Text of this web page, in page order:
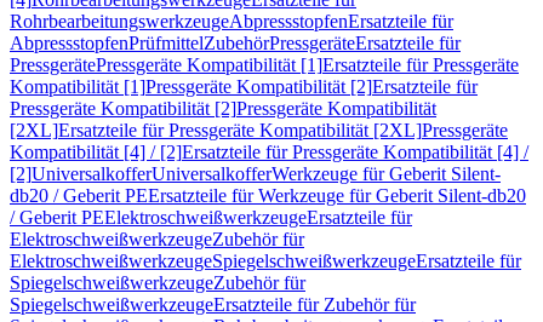
RohrbearbeitungswerkzeugeAbpressstopfenErsatzteile für
AbpressstopfenPrüfmittelZubehörPressgeräteErsatzteile für
PressgerätePressgeräte Kompatibilität [1]Ersatzteile für Pressgeräte
Kompatibilität [1]Pressgeräte Kompatibilität [2]Ersatzteile für
Pressgeräte Kompatibilität [2]Pressgeräte Kompatibilität
[2XL]Ersatzteile für Pressgeräte Kompatibilität [2XL]Pressgeräte
Kompatibilität [4] / [2]Ersatzteile für Pressgeräte Kompatibilität [4] /
[2]UniversalkofferUniversalkofferWerkzeuge für Geberit Silent-
db20 / Geberit PEErsatzteile für Werkzeuge für Geberit Silent-db20
/ Geberit PEElektroschweißwerkzeugeErsatzteile für
ElektroschweißwerkzeugeZubehör für
ElektroschweißwerkzeugeSpiegelschweißwerkzeugeErsatzteile für
SpiegelschweißwerkzeugeZubehör für
SpiegelschweißwerkzeugeErsatzteile für Zubehör für